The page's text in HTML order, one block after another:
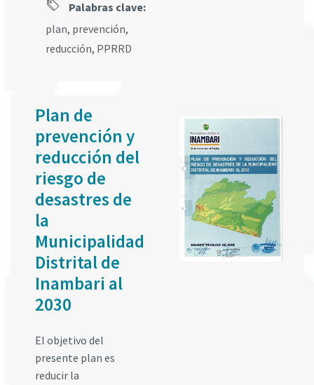
Palabras clave:
plan, prevención,
reducción, PPRRD
Plan de
prevención y
reducción del
riesgo de
desastres de
la
Municipalidad
Distrital de
Inambari al
2030
El objetivo del
presente plan es
reducir la